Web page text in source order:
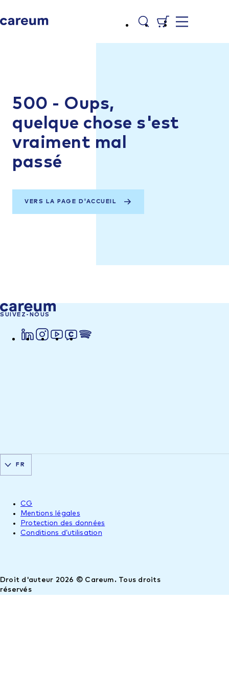
500 - Oups,
quelque chose s'est
vraiment mal
passé
VERS LA PAGE D'ACCUEIL
SUIVEZ-NOUS
Droit d'auteur 2026 © Careum. Tous droits
réservés
CG
Mentions légales
Protection des données
Conditions d’utilisation
FR